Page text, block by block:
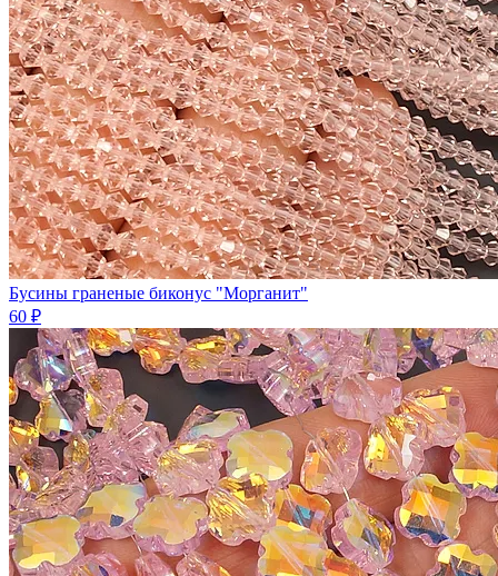
Бусины граненые биконус "Морганит"
60 ₽